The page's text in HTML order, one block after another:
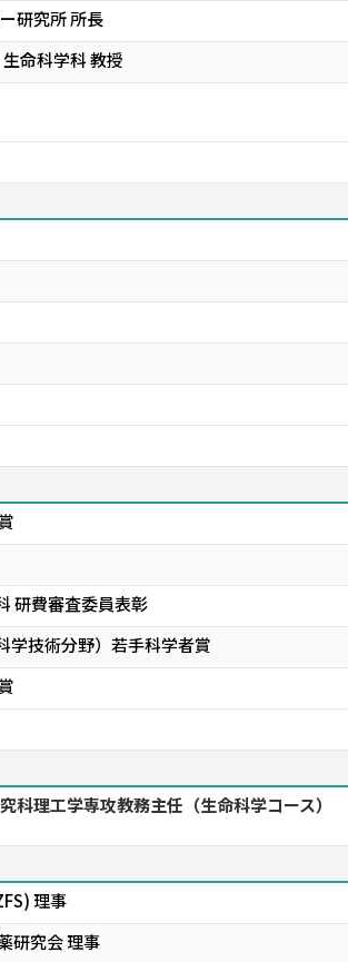
研究所 所長
命科学科 教授
研費審査委員表彰
学技術分野）若手科学者賞
科理工学専攻教務主任（生命科学コース）
理事
研究会 理事